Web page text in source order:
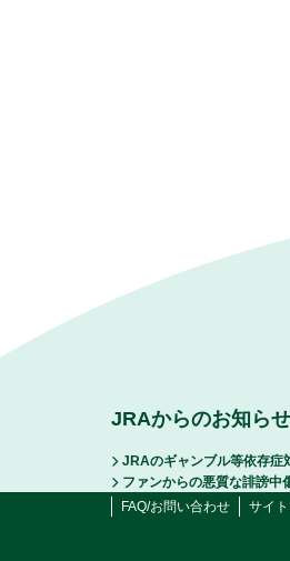
JRAからのお知らせ
JRAのギャンブル等依存症
ファンからの悪質な誹謗中
FAQ/お問い合わせ
サイ